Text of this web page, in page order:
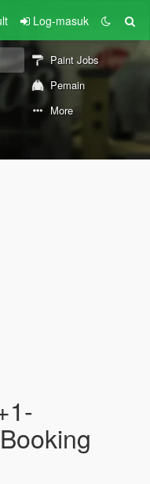
Log-masuk
Paint Jobs
Pemain
More